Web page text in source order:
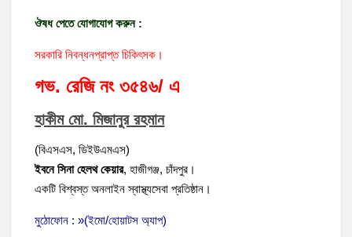
ঔষধ পেতে যোগাযোগ করুন :
সরকারি নিবন্ধনপ্রাপ্ত চিকিৎসক।
গভ. রেজি নং ৩৫৪৬/ এ
হাকীম মো. মিজানুর রহমান
(বিএসএস, ডিইউএমএস)
ইবনে সিনা হেলথ কেয়ার,হাজীগঞ্জ, চাঁদপুর।
একটি বিশ্বস্ত অনলাইন স্বাস্থ্যসেবা প্রতিষ্ঠান।
মুঠোফোন : »(ইমো/হোয়াটস অ্যাপ)